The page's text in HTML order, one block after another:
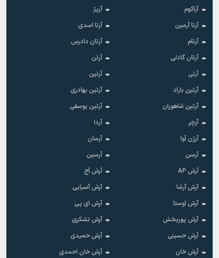
آراکوم
آرپژ
آرتا آرمین
آرتا اسدی
آرتام
آرتان دادرس
آرتان گادلی
آرتن
آرتی
آرتین
آرتین باراد
آرتین بهادری
آرتین شاهوران
آرتین یوسفی
آرچر
آردا
آرژن آوا
آرسان
آرسن
آرسین
آرش AP
آرش آج
آرش آرشا
آرش آسیایی
آرش اوستا
آرش ای پی
آرش پوربخش
آرش تشکری
آرش حسینی
آرش حمیدی
آرش خان
آرش خان احمدی